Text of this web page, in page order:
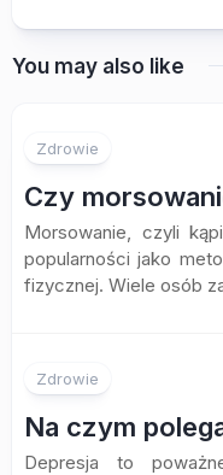
You may also like
Zdrowie
Czy
Morsowanie, czyli
popularności jako
fizycznej. Wiele osób
Zdrowie
Na czym
Depresja to